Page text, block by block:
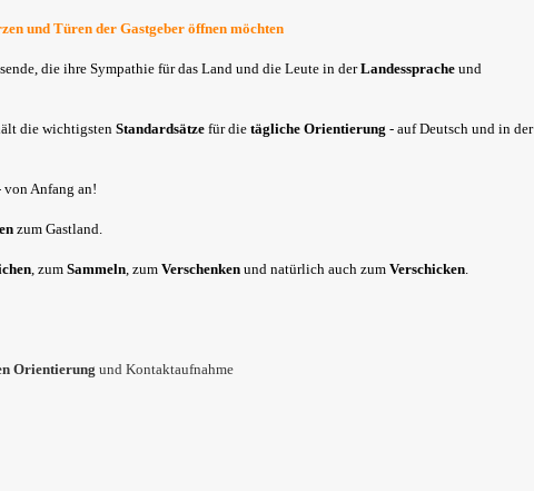
und Türen der Gastgeber öffnen möchten
die ihre Sympathie für das Land und die Leute in derLandessprache und
die wichtigsten Standardsätze für die tägliche Orientierung - auf Deutsch und in der
von Anfang an!
zum Gastland.
, zum Sammeln, zum Verschenken und natürlich auch zum Verschicken.
Orientierung und Kontaktaufnahme